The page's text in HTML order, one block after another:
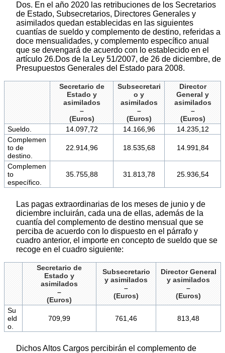
Dos. En el año 2020 las retribuciones de los Secretarios
de Estado, Subsecretarios, Directores Generales y
asimilados quedan establecidas en las siguientes
cuantías de sueldo y complemento de destino, referidas a
doce mensualidades, y complemento específico anual
que se devengará de acuerdo con lo establecido en el
artículo 26.Dos de la Ley 51/2007, de 26 de diciembre, de
Presupuestos Generales del Estado para 2008.
Secretario de
Estado y
asimilados
–
(Euros)
Subsecretari
o y
asimilados
–
(Euros)
Director
General y
asimilados
–
(Euros)
Sueldo.
14.097,72 14.166,96
14.235,12
Complemen
to de
destino.
22.914,96 18.535,68 14.991,84
Complemen
to
específico.
35.755,88 31.813,78 25.936,54
Las pagas extraordinarias de los meses de junio y de
diciembre incluirán, cada una de ellas, además de la
cuantía del complemento de destino mensual que se
perciba de acuerdo con lo dispuesto en el párrafo y
cuadro anterior, el importe en concepto de sueldo que se
recoge en el cuadro siguiente:
Secretario de
Estado y
asimilados
–
(Euros)
Subsecretario
y asimilados
–
(Euros)
Director General
y asimilados
–
(Euros)
Su
eld
o.
709,99 761,46 813,48
Dichos Altos Cargos percibirán el complemento de